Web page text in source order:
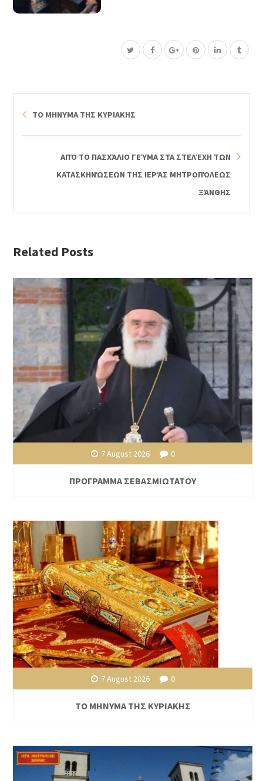
ΤΟ ΜΗΝΥΜΑ ΤΗΣ ΚΥΡΙΑΚΗΣ
ΑΠΌ ΤΟ ΠΑΣΧΆΛΙΟ ΓΕΎΜΑ ΣΤΑ ΣΤΕΛΈΧΗ ΤΩΝ
ΚΑΤΑΣΚΗΝΏΣΕΩΝ ΤΗΣ ΙΕΡΆΣ ΜΗΤΡΟΠΌΛΕΩΣ
ΞΆΝΘΗΣ
Related Posts
7 August 2026 0
ΠΡΟΓΡΑΜΜΑ ΣΕΒΑΣΜΙΩΤΑΤΟΥ
7 August 2026 0
ΤΟ ΜΗΝΥΜΑ ΤΗΣ ΚΥΡΙΑΚΗΣ